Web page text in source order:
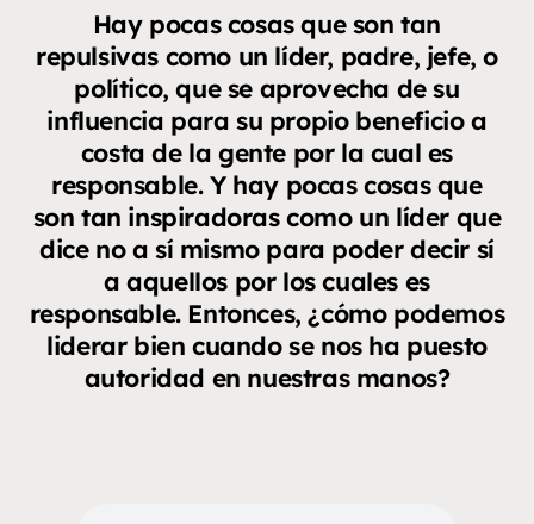
Hay pocas cosas que son tan
repulsivas como un líder, padre, jefe, o
político, que se aprovecha de su
influencia para su propio beneficio a
costa de la gente por la cual es
responsable. Y hay pocas cosas que
son tan inspiradoras como un líder que
dice no a sí mismo para poder decir sí
a aquellos por los cuales es
responsable. Entonces, ¿cómo podemos
liderar bien cuando se nos ha puesto
autoridad en nuestras manos?